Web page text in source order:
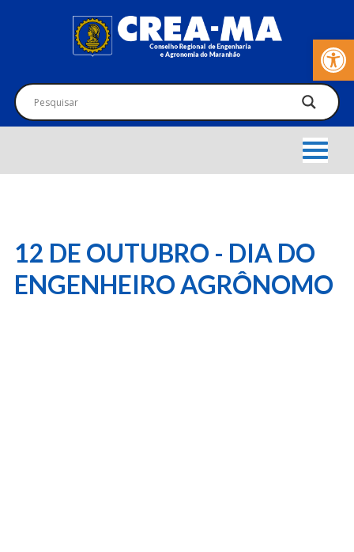
Barra de
12 DE OUTUBRO - DIA DO
ENGENHEIRO AGRÔNOMO